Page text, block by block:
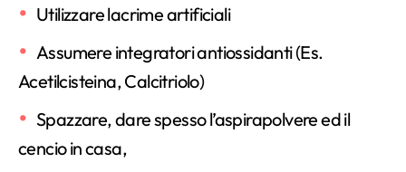
Utilizzare lacrime artificiali
Assumere integratori antiossidanti (Es.
Acetilcisteina, Calcitriolo)
Spazzare, dare spesso l’aspirapolvere ed il
cencio in casa,